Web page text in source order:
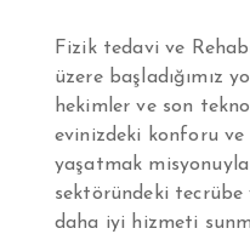
Fizik tedavi ve
üzere başladığımız
hekimler ve son
evinizdeki konforu ve
yaşatmak
sektöründeki
daha iyi hizmeti